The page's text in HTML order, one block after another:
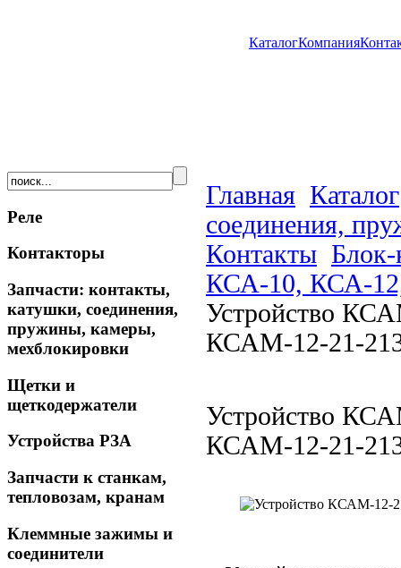
КаталогКомпания
Реле
Контакторы
Запчасти: контакты,
катушки, соединения,
пружины, камеры,
мехблокировки
Щетки и
щеткодержатели
Устройства РЗА
Запчасти к станкам,
тепловозам, кранам
Клеммные зажимы и
соединители
Главная Каталог
соединения,
Контакты
КСА-10, КСА-
Устройство
КСАМ-12-21-
Устройство
КСАМ-12-21-